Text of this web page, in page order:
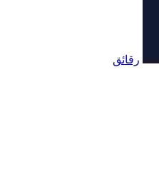
رقائق